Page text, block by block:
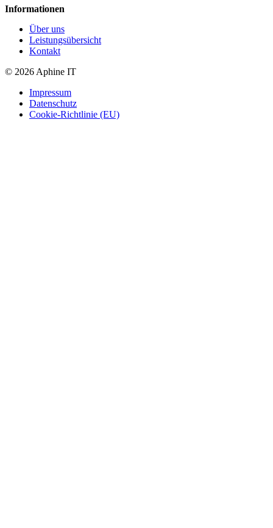
Informationen
Über uns
Leistungsübersicht
Kontakt
© 2026 Aphine IT
Impressum
Datenschutz
Cookie-Richtlinie (EU)